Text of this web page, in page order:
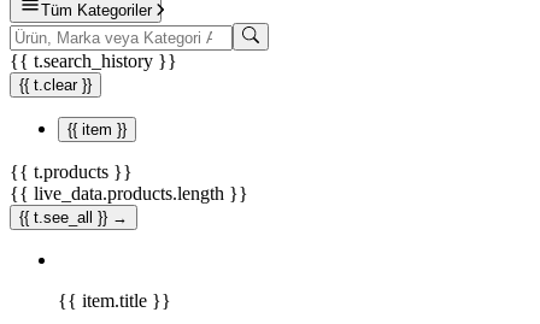
Tüm Kategoriler
{{ t.search_history }}
{{ t.clear }}
{{ item }}
{{ t.products }}
{{ live_data.products.length }}
{{ t.see_all }} →
{{ item.title }}